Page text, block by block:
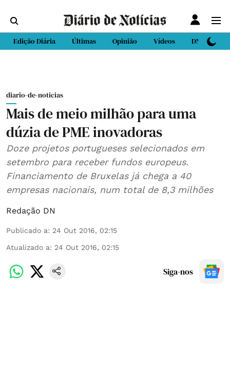
Edição Diária Últimas Opinião Vídeos DN Sport
diario-de-noticias
Mais de meio milhão para uma
dúzia de PME inovadoras
Doze projetos portugueses selecionados em
setembro para receber fundos europeus.
Financiamento de Bruxelas já chega a 40
empresas nacionais, num total de 8,3 milhões
Redação DN
Publicado a: 24 Out 2016, 02:15
Atualizado a: 24 Out 2016, 02:15
Siga-nos